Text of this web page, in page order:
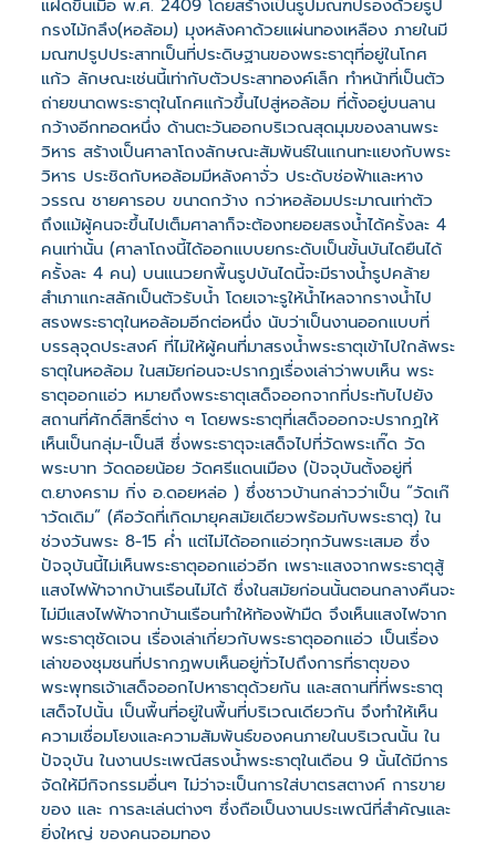
แฝดขึ้นเมื่อ พ.ศ. 2409 โดยสร้างเป็นรูปมณฑปรองด้วยรูป
กรงไม้กลึง(หอล้อม) มุงหลังคาด้วยแผ่นทองเหลือง ภายในมี
มณฑปรูปประสาทเป็นที่ประดิษฐานของพระธาตุที่อยู่ในโกศ
แก้ว ลักษณะเช่นนี้เท่ากับตัวประสาทองค์เล็ก ทำหน้าที่เป็นตัว
ถ่ายขนาดพระธาตุในโกศแก้วขึ้นไปสู่หอล้อม ที่ตั้งอยู่บนลาน
กว้างอีกทอดหนึ่ง ด้านตะวันออกบริเวณสุดมุมของลานพระ
วิหาร สร้างเป็นศาลาโถงลักษณะสัมพันธ์ในแกนทะแยงกับพระ
วิหาร ประชิดกับหอล้อมมีหลังคาจั่ว ประดับช่อฟ้าและหาง
วรรณ ชายคารอบ ขนาดกว้าง กว่าหอล้อมประมาณเท่าตัว
ถึงแม้ผู้คนจะขึ้นไปเต็มศาลาก็จะต้องทยอยสรงน้ำได้ครั้งละ 4
คนเท่านั้น (ศาลาโถงนี้ได้ออกแบบยกระดับเป็นขั้นบันไดยืนได้
ครั้งละ 4 คน) บนแนวยกพื้นรูปบันไดนี้จะมีรางน้ำรูปคล้าย
สำเภาแกะสลักเป็นตัวรับน้ำ โดยเจาะรูให้น้ำไหลจากรางน้ำไป
สรงพระธาตุในหอล้อมอีกต่อหนึ่ง นับว่าเป็นงานออกแบบที่
บรรลุจุดประสงค์ ที่ไม่ให้ผู้คนที่มาสรงน้ำพระธาตุเข้าไปใกล้พระ
ธาตุในหอล้อม ในสมัยก่อนจะปรากฏเรื่องเล่าว่าพบเห็น พระ
ธาตุออกแอ่ว หมายถึงพระธาตุเสด็จออกจากที่ประทับไปยัง
สถานที่ศักดิ์สิทธิ์ต่าง ๆ โดยพระธาตุที่เสด็จออกจะปรากฏให้
เห็นเป็นกลุ่ม-เป็นสี ซึ่งพระธาตุจะเสด็จไปที่วัดพระเกิ๊ด วัด
พระบาท วัดดอยน้อย วัดศรีแดนเมือง (ปัจจุบันตั้งอยู่ที่
ต.ยางคราม กิ่ง อ.ดอยหล่อ ) ซึ่งชาวบ้านกล่าวว่าเป็น “วัดเก๊
าวัดเดิม” (คือวัดที่เกิดมายุคสมัยเดียวพร้อมกับพระธาตุ) ใน
ช่วงวันพระ 8-15 ค่ำ แต่ไม่ได้ออกแอ่วทุกวันพระเสมอ ซึ่ง
ปัจจุบันนี้ไม่เห็นพระธาตุออกแอ่วอีก เพราะแสงจากพระธาตุสู้
แสงไฟฟ้าจากบ้านเรือนไม่ได้ ซึ่งในสมัยก่อนนั้นตอนกลางคืนจะ
ไม่มีแสงไฟฟ้าจากบ้านเรือนทำให้ท้องฟ้ามืด จึงเห็นแสงไฟจาก
พระธาตุชัดเจน เรื่องเล่าเกี่ยวกับพระธาตุออกแอ่ว เป็นเรื่อง
เล่าของชุมชนที่ปรากฏพบเห็นอยู่ทั่วไปถึงการที่ธาตุของ
พระพุทธเจ้าเสด็จออกไปหาธาตุด้วยกัน และสถานที่ที่พระธาตุ
เสด็จไปนั้น เป็นพื้นที่อยู่ในพื้นที่บริเวณเดียวกัน จึงทำให้เห็น
ความเชื่อมโยงและความสัมพันธ์ของคนภายในบริเวณนั้น ใน
ปัจจุบัน ในงานประเพณีสรงน้ำพระธาตุในเดือน 9 นั้นได้มีการ
จัดให้มีกิจกรรมอื่นๆ ไม่ว่าจะเป็นการใส่บาตรสตางค์ การขาย
ของ และ การละเล่นต่างๆ ซึ่งถือเป็นงานประเพณีที่สำคัญและ
ยิ่งใหญ่ ของคนจอมทอง